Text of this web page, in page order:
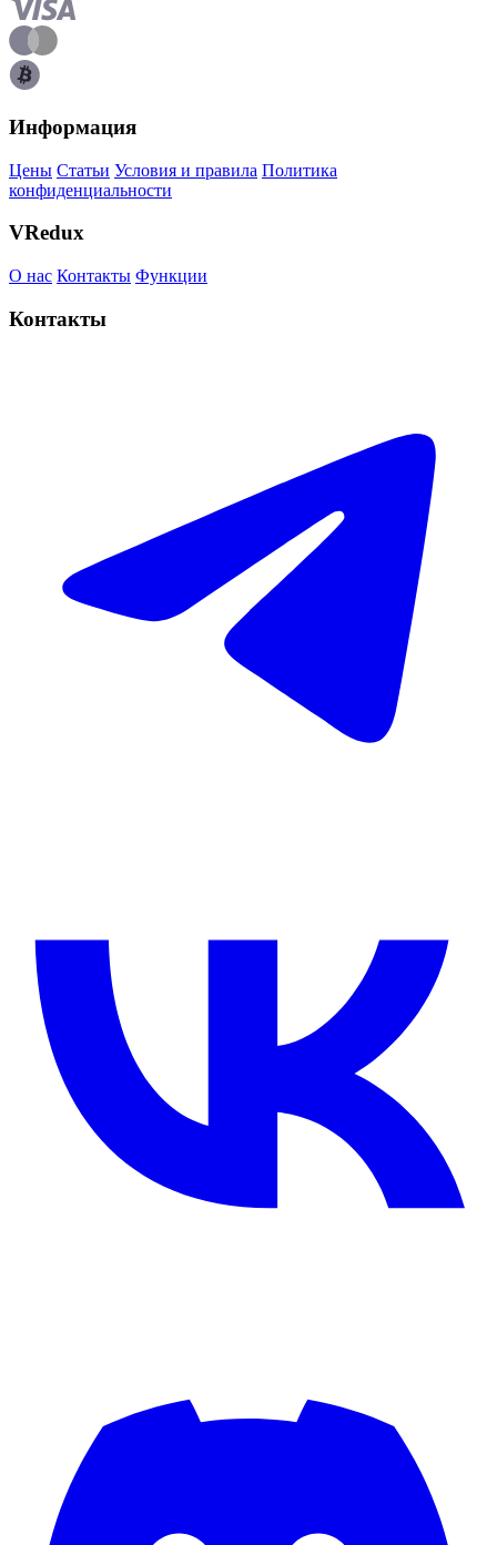
Информация
Цены Статьи Условия и правила Политика
конфиденциальности
VRedux
О нас Контакты Функции
Контакты